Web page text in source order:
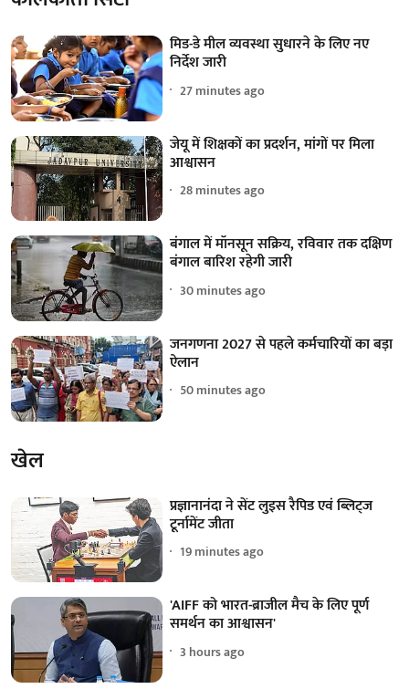
मिड-डे मील व्यवस्था सुधारने के लिए नए
निर्देश जारी
27 minutes ago
जेयू में शिक्षकों का प्रदर्शन, मांगों पर मिला
आश्वासन
28 minutes ago
बंगाल में मॉनसून सक्रिय, रविवार तक दक्षिण
बंगाल बारिश रहेगी जारी
30 minutes ago
जनगणना 2027 से पहले कर्मचारियों का बड़ा
ऐलान
50 minutes ago
खेल
प्रज्ञानानंदा ने सेंट लुइस रैपिड एवं ब्लिट्ज
टूर्नामेंट जीता
19 minutes ago
'AIFF को भारत-ब्राजील मैच के लिए पूर्ण
समर्थन का आश्वासन'
3 hours ago